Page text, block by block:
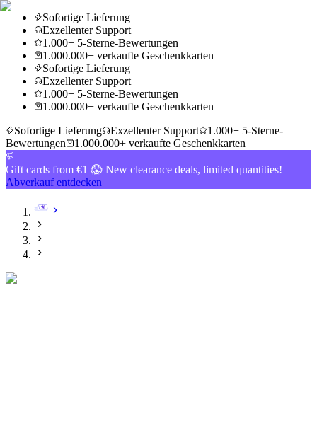
Sofortige Lieferung
Exzellenter Support
1.000+ 5-Sterne-Bewertungen
1.000.000+ verkaufte Geschenkkarten
Sofortige Lieferung
Exzellenter Support
1.000+ 5-Sterne-Bewertungen
1.000.000+ verkaufte Geschenkkarten
Sofortige Lieferung
Exzellenter Support
1.000+ 5-Sterne-
Bewertungen
1.000.000+ verkaufte Geschenkkarten
Gift cards from €1 😱 New clearance deals, limited quantities!
Abverkauf entdecken